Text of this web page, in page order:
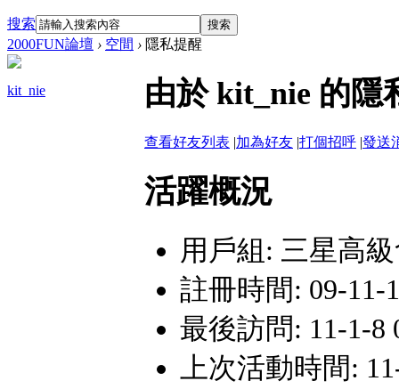
搜索 搜索
2000FUN論壇 › 空間 › 隱私提醒
kit_nie 由於 kit_nie 的隱
查看好友列表 |加為好友 |打個招呼 |發送
活躍概況
用戶組: 三星高
註冊時間: 09-11-
最後訪問: 11-1-8
上次活動時間: